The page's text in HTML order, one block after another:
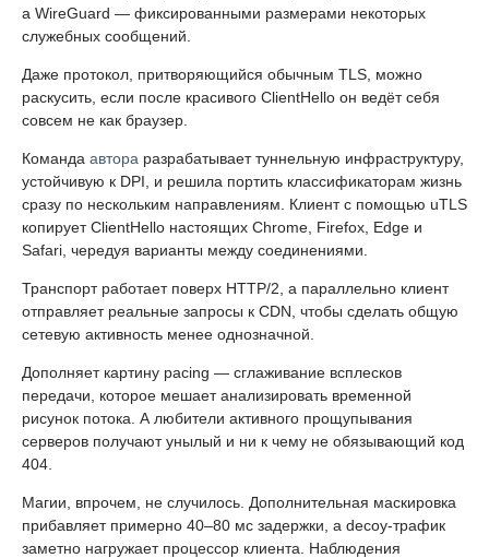
а WireGuard — фиксированными размерами некоторых
служебных сообщений.
Даже протокол, притворяющийся обычным TLS, можно
раскусить, если после красивого ClientHello он ведёт себя
совсем не как браузер.
Команда автора разрабатывает туннельную инфраструктуру,
устойчивую к DPI, и решила портить классификаторам жизнь
сразу по нескольким направлениям. Клиент с помощью uTLS
копирует ClientHello настоящих Chrome, Firefox, Edge и
Safari, чередуя варианты между соединениями.
Транспорт работает поверх HTTP/2, а параллельно клиент
отправляет реальные запросы к CDN, чтобы сделать общую
сетевую активность менее однозначной.
Дополняет картину pacing — сглаживание всплесков
передачи, которое мешает анализировать временной
рисунок потока. А любители активного прощупывания
серверов получают унылый и ни к чему не обязывающий код
404.
Магии, впрочем, не случилось. Дополнительная маскировка
прибавляет примерно 40–80 мс задержки, а decoy-трафик
заметно нагружает процессор клиента. Наблюдения